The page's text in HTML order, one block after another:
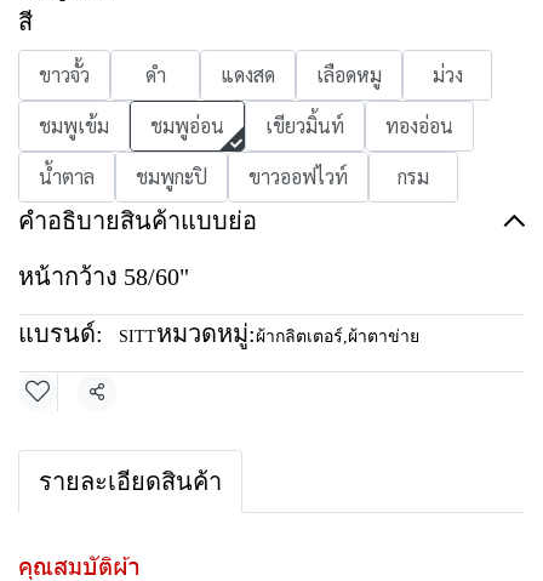
สี
ขาวจั้ว ดำ แดงสด เลือดหมู
ม่วง
ชมพูเข้ม
ชมพูอ่อน เขียวมิ้นท์
ทองอ่อน
น้ำตาล
ชมพูกะปิ ขาวออฟไวท์ กรม
คำอธิบายสินค้าแบบย่อ
หน้ากว้าง 58/60"
แบรนด์: SITTหมวดหมู่: ผ้ากลิตเตอร์,ผ้าตาข่าย
แชร์
รายละเอียดสินค้า
คุณสมบัติผ้า